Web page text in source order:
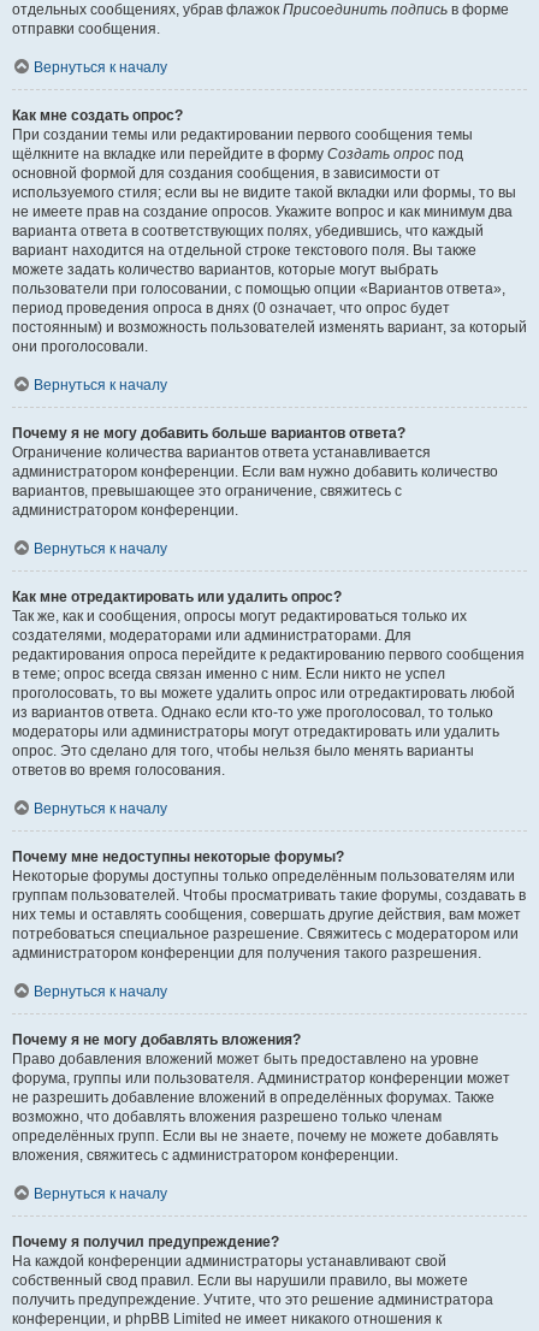
отдельных сообщениях, убрав флажок Присоединить подпись в форме
отправки сообщения.
Вернуться к началу
Как мне создать опрос?
При создании темы или редактировании первого сообщения темы
щёлкните на вкладке или перейдите в форму Создать опрос под
основной формой для создания сообщения, в зависимости от
используемого стиля; если вы не видите такой вкладки или формы, то вы
не имеете прав на создание опросов. Укажите вопрос и как минимум два
варианта ответа в соответствующих полях, убедившись, что каждый
вариант находится на отдельной строке текстового поля. Вы также
можете задать количество вариантов, которые могут выбрать
пользователи при голосовании, с помощью опции «Вариантов ответа»,
период проведения опроса в днях (0 означает, что опрос будет
постоянным) и возможность пользователей изменять вариант, за который
они проголосовали.
Вернуться к началу
Почему я не могу добавить больше вариантов ответа?
Ограничение количества вариантов ответа устанавливается
администратором конференции. Если вам нужно добавить количество
вариантов, превышающее это ограничение, свяжитесь с
администратором конференции.
Вернуться к началу
Как мне отредактировать или удалить опрос?
Так же, как и сообщения, опросы могут редактироваться только их
создателями, модераторами или администраторами. Для
редактирования опроса перейдите к редактированию первого сообщения
в теме; опрос всегда связан именно с ним. Если никто не успел
проголосовать, то вы можете удалить опрос или отредактировать любой
из вариантов ответа. Однако если кто-то уже проголосовал, то только
модераторы или администраторы могут отредактировать или удалить
опрос. Это сделано для того, чтобы нельзя было менять варианты
ответов во время голосования.
Вернуться к началу
Почему мне недоступны некоторые форумы?
Некоторые форумы доступны только определённым пользователям или
группам пользователей. Чтобы просматривать такие форумы, создавать в
них темы и оставлять сообщения, совершать другие действия, вам может
потребоваться специальное разрешение. Свяжитесь с модератором или
администратором конференции для получения такого разрешения.
Вернуться к началу
Почему я не могу добавлять вложения?
Право добавления вложений может быть предоставлено на уровне
форума, группы или пользователя. Администратор конференции может
не разрешить добавление вложений в определённых форумах. Также
возможно, что добавлять вложения разрешено только членам
определённых групп. Если вы не знаете, почему не можете добавлять
вложения, свяжитесь с администратором конференции.
Вернуться к началу
Почему я получил предупреждение?
На каждой конференции администраторы устанавливают свой
собственный свод правил. Если вы нарушили правило, вы можете
получить предупреждение. Учтите, что это решение администратора
конференции, и phpBB Limited не имеет никакого отношения к